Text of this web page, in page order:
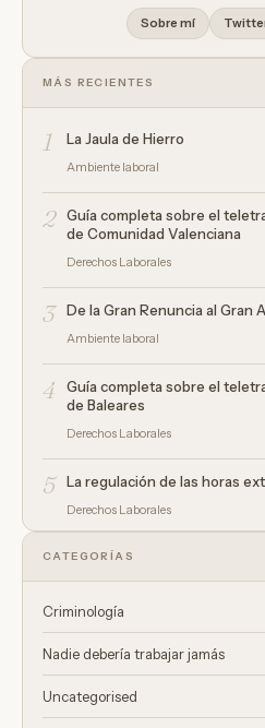
Sobre mí
MÁS RECIENTES
1 La Jaula de Hierro
Ambiente laboral
2
Guía completa sobre el
de Comunidad Valenciana
Derechos Laborales
3 De la Gran Renuncia al Gran
Ambiente laboral
4
Guía completa sobre el
de Baleares
Derechos Laborales
5 La regulación de las horas
Derechos Laborales
CATEGORÍAS
Criminología
Nadie debería trabajar jamás
Uncategorised